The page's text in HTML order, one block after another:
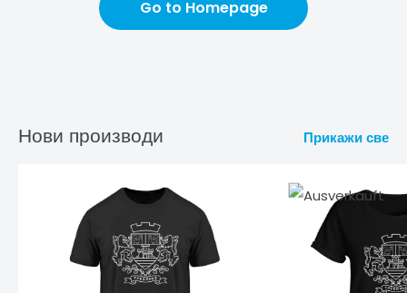
Go to Homepage
Нови производи Прикажи све